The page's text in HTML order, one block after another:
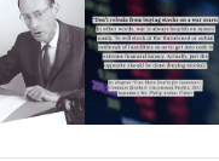
“Đừng sợ mua cổ phiếu
chỉ vì chiến tranh”, ngài
Fisher